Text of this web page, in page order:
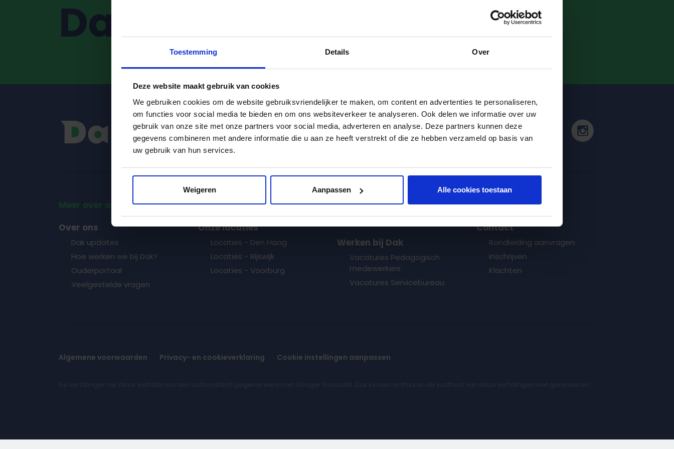
Toestemming Details Over
Deze website maakt gebruik van cookies
We gebruiken cookies om de website gebruiksvriendelijker te maken, om content en advertenties te personaliseren,
om functies voor social media te bieden en om ons websiteverkeer te analyseren. Ook delen we informatie over uw
gebruik van onze site met onze partners voor social media, adverteren en analyse. Deze partners kunnen deze
gegevens combineren met andere informatie die u aan ze heeft verstrekt of die ze hebben verzameld op basis van
uw gebruik van hun services.
Weigeren Aanpassen Alle cookies toestaan
Dak Kosmos kdv VE
Meer over ons weten?
Over ons
Dak updates
Hoe werken we bij Dak?
Ouderportaal
Veelgestelde vragen
In de buurt
Onze locaties
Locaties - Den Haag
Locaties - Rijswijk
Locaties - Voorburg
Word jij onze nieuwe
collega?
Werken bij Dak
Vacatures Pedagogisch
medewerkers
Vacatures Servicebureau
Snel naar
Contact
Rondleiding aanvragen
Inschrijven
Klachten
Algemene voorwaarden Privacy- en cookieverklaring Cookie instellingen aanpassen